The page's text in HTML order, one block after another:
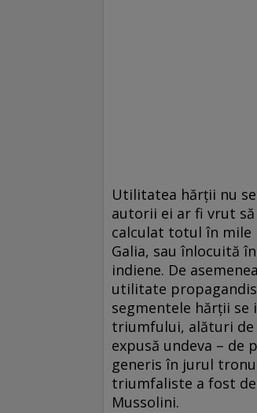
Utilitatea hărții nu
autorii ei ar fi vrut
calculat totul în mile
Galia, sau înlocuită
indiene. De
utilitate
segmentele hărții
triumfului, alături de
expusă undeva – de
generis în jurul
triumfaliste a fost
Mussolini.